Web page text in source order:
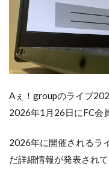
Aぇ！groupのライブ
2026年1月26日にFC会
2026年に開催されるラ
だ詳細情報が発表され